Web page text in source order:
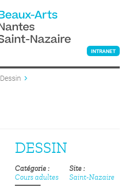
INTRANET
Dessin
DESSIN
Catégorie
Cours adultes
Site
Saint-Nazaire